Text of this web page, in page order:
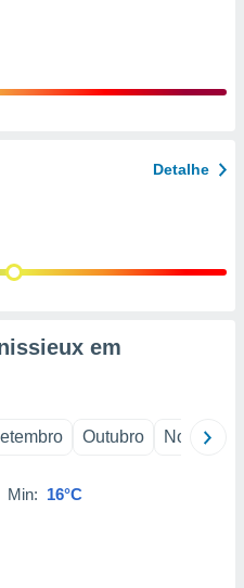
Detalhe
em
Outubro Novembro
Min: 16°C